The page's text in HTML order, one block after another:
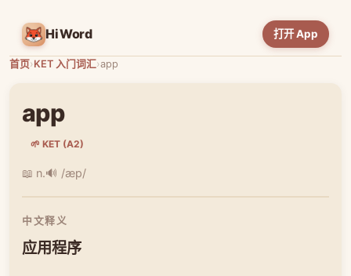
HiWord 打开 App
首页›KET 入门词汇›app
app
🌱 KET (A2)
📖 n.🔊 /æp/
中文释义
应用程序